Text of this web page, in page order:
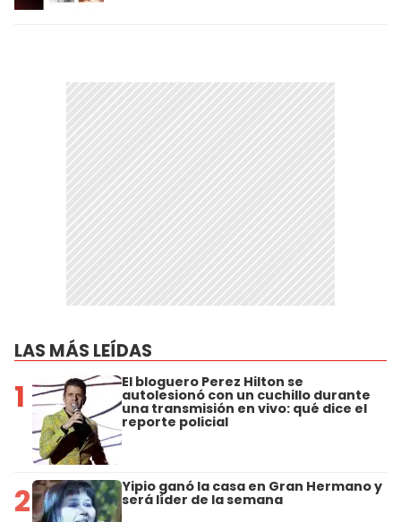
LAS MÁS LEÍDAS
1 El bloguero Perez Hilton se
autolesionó con un cuchillo durante
una transmisión en vivo: qué dice el
reporte policial
2 Yipio ganó la casa en Gran Hermano y
será líder de la semana